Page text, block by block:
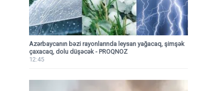
Azərbaycanın bəzi rayonlarında leysan yağacaq, şimşək
çaxacaq, dolu düşəcək - PROQNOZ
12:45